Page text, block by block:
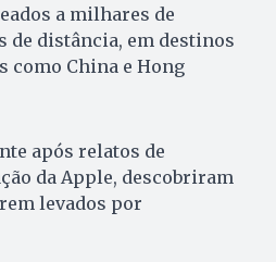
a milhares de
de distância, em destinos
como China e Hong
após relatos de
da Apple, descobriram
levados por